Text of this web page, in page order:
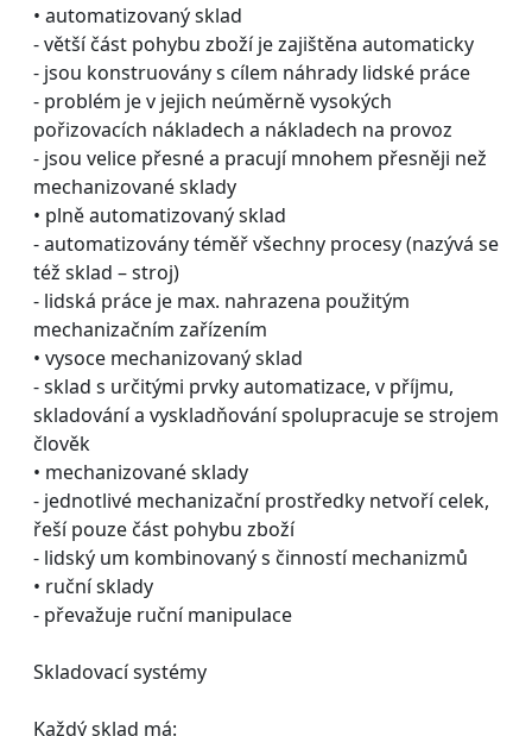
• automatizovaný sklad
- větší část pohybu zboží je zajištěna automaticky
- jsou konstruovány s cílem náhrady lidské práce
- problém je v jejich neúměrně vysokých
pořizovacích nákladech a nákladech na provoz
- jsou velice přesné a pracují mnohem přesněji než
mechanizované sklady
• plně automatizovaný sklad
- automatizovány téměř všechny procesy (nazývá se
též sklad – stroj)
- lidská práce je max. nahrazena použitým
mechanizačním zařízením
• vysoce mechanizovaný sklad
- sklad s určitými prvky automatizace, v příjmu,
skladování a vyskladňování spolupracuje se strojem
člověk
• mechanizované sklady
- jednotlivé mechanizační prostředky netvoří celek,
řeší pouze část pohybu zboží
- lidský um kombinovaný s činností mechanizmů
• ruční sklady
- převažuje ruční manipulace
Skladovací systémy
Každý sklad má: